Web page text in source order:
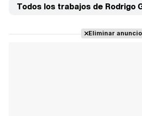
Todos los trabajos de Rodrigo
Eliminar